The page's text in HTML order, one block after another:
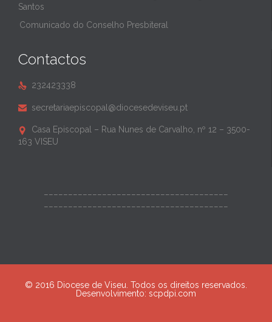
Santos
Comunicado do Conselho Presbiteral
Contactos
 232423338
 secretariaepiscopal@diocesedeviseu.pt

Casa Episcopal – Rua Nunes de Carvalho, nº 12 – 3500-
163 VISEU
© 2016 Diocese de Viseu. Todos os direitos reservados.
Desenvolvimento: scpdpi.com